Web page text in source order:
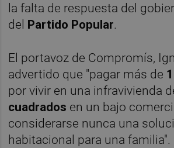
la falta de respuesta del
del Partido Popular.
El portavoz de Compromís,
advertido que "pagar más de
por vivir en una infravivienda
cuadrados en un bajo
considerarse nunca una
habitacional para una familia".